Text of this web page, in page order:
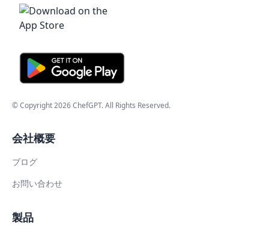
© Copyright2026ChefGPT. All Rights Reserved.
会社概要
ブログ
お問い合わせ
製品